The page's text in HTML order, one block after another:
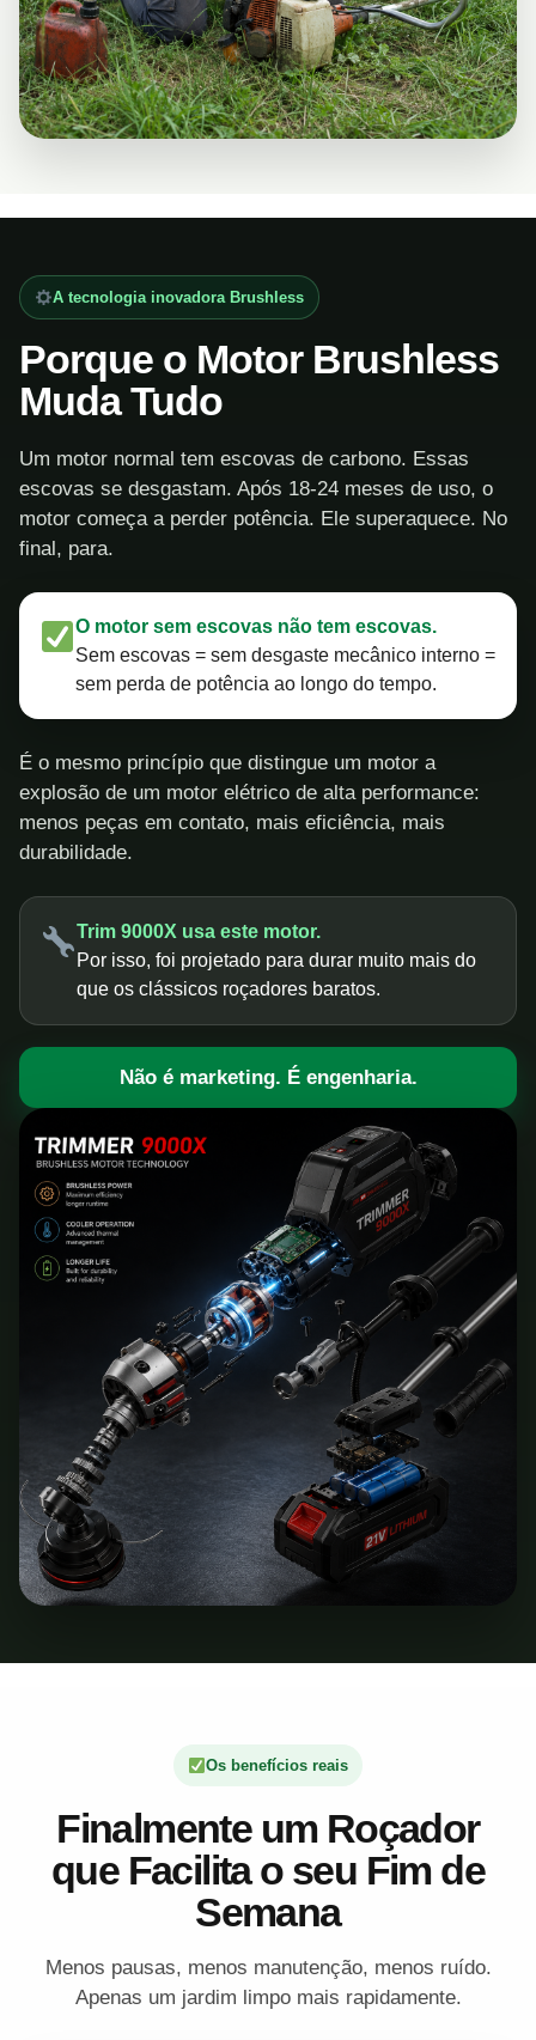
A tecnologia inovadora Brushless
Porque o Motor Brushless
Muda Tudo
Um motor normal tem escovas de carbono. Essas
escovas se desgastam. Após 18-24 meses de uso, o
motor começa a perder potência. Ele superaquece. No
final, para.
O motor sem escovas não tem escovas.
Sem escovas = sem desgaste mecânico interno =
sem perda de potência ao longo do tempo.
É o mesmo princípio que distingue um motor a
explosão de um motor elétrico de alta performance:
menos peças em contato, mais eficiência, mais
durabilidade.
Trim 9000X usa este motor.
Por isso, foi projetado para durar muito mais do
que os clássicos roçadores baratos.
Não é marketing. É engenharia.
Os benefícios reais
Finalmente um Roçador
que Facilita o seu Fim de
Semana
Menos pausas, menos manutenção, menos ruído.
Apenas um jardim limpo mais rapidamente.